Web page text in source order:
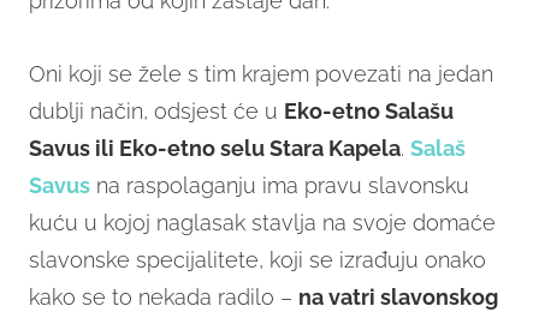
Oni koji se žele s tim krajem povezati na jedan
dublji način, odsjest će u Eko-etno Salašu
Savus ili Eko-etno selu Stara Kapela. Salaš
Savus na raspolaganju ima pravu slavonsku
kuću u kojoj naglasak stavlja na svoje domaće
slavonske specijalitete, koji se izrađuju onako
kako se to nekada radilo – na vatri slavonskog